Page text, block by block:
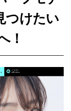
つけたい
！